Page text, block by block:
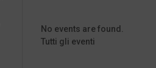
No events are found.
Tutti gli eventi